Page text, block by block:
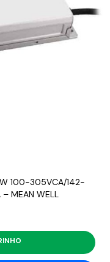
100-305VCA/142-
MEAN WELL